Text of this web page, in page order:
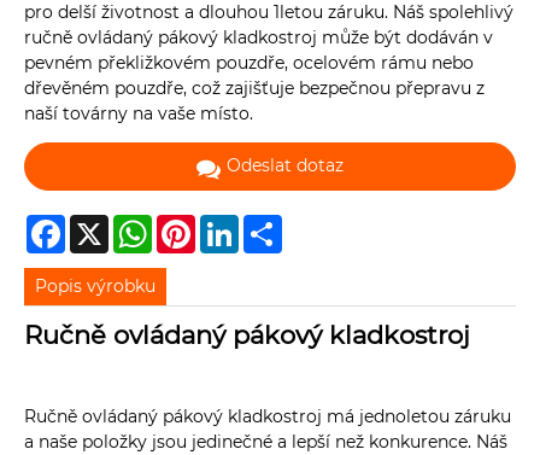
pro delší životnost a dlouhou 1letou záruku. Náš spolehlivý
ručně ovládaný pákový kladkostroj může být dodáván v
pevném překližkovém pouzdře, ocelovém rámu nebo
dřevěném pouzdře, což zajišťuje bezpečnou přepravu z
naší továrny na vaše místo.
Odeslat dotaz
Facebook
X WhatsAppPinterestLinkedIn
Popis výrobku
Ručně ovládaný pákový kladkostroj
Ručně ovládaný pákový kladkostroj má jednoletou záruku
a naše položky jsou jedinečné a lepší než konkurence. Náš